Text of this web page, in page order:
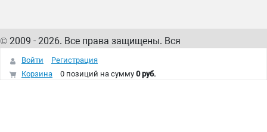
© 2009 - 2026. Все права защищены. Вся
информация на сайте – собственность
интернет-магазина
Войти
Регистрация
Корзина
0 позиций на сумму 0 руб.